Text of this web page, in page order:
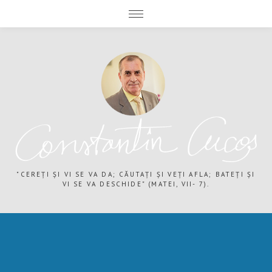
"CEREȚI ȘI VI SE VA DA; CĂUTAȚI ȘI VEȚI AFLA; BATEȚI ȘI
VI SE VA DESCHIDE" (MATEI, VII- 7).